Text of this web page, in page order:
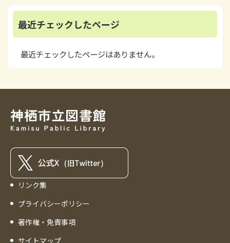
最近チェックしたページ
最近チェックしたページはありません。
リンク集
プライバシーポリシー
著作権・免責事項
サイトマップ